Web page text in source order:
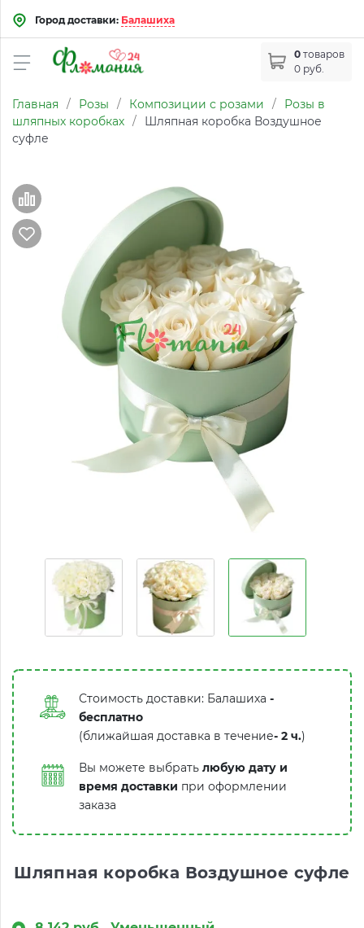
Город доставки: Балашиха
0 товаров
0 руб.
Главная / Розы / Композиции с розами /
Розы в
шляпных коробках /
Шляпная коробка Воздушное
суфле
Стоимость доставки: Балашиха -
бесплатно
(ближайшая доставка в течение- 2 ч.)
Вы можете выбрать любую дату и
время доставки при оформлении
заказа
Шляпная коробка Воздушное суфле